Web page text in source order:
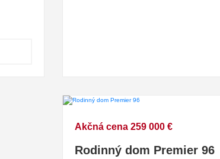
Akčná cena 259 000 €
Rodinný dom Premier 96